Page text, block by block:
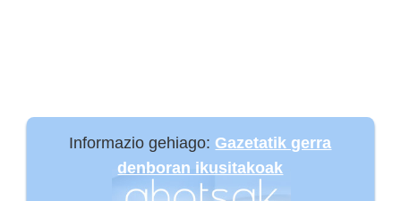
Informazio gehiago: Gazetatik gerra
denboran ikusitakoak